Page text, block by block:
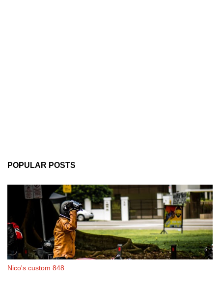
POPULAR POSTS
Nico's custom 848